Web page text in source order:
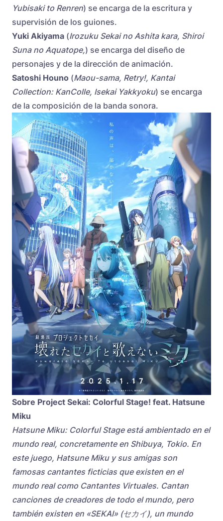
Yubisaki to Renren) se encarga de la escritura y
supervisión de los guiones.
Yuki Akiyama (Irozuku Sekai no Ashita kara, Shiroi
Suna no Aquatope,) se encarga del diseño de
personajes y de la dirección de animación.
Satoshi Houno (Maou-sama, Retry!, Kantai
Collection: KanColle, Isekai Yakkyoku) se encarga
de la composición de la banda sonora.
Sobre Project Sekai: Colorful Stage! feat. Hatsune
Miku
Hatsune Miku: Colorful Stage está ambientado en el
mundo real, concretamente en Shibuya, Tokio. En
este juego, Hatsune Miku y sus amigas son
famosas cantantes ficticias que existen en el
mundo real como Cantantes Virtuales. Cantan
canciones de creadores de todo el mundo, pero
también existen en «SEKAI» (セカイ), un mundo